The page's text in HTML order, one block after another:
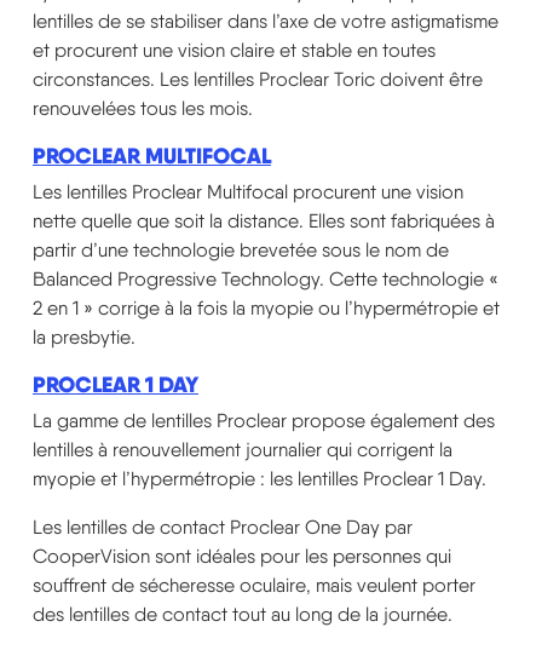
lentilles de se stabiliser dans l’axe de votre astigmatisme
et procurent une vision claire et stable en toutes
circonstances. Les lentilles Proclear Toric doivent être
renouvelées tous les mois.
PROCLEAR MULTIFOCAL
Les lentilles Proclear Multifocal procurent une vision
nette quelle que soit la distance. Elles sont fabriquées à
partir d’une technologie brevetée sous le nom de
Balanced Progressive Technology. Cette technologie «
2 en 1 » corrige à la fois la myopie ou l’hypermétropie et
la presbytie.
PROCLEAR 1 DAY
La gamme de lentilles Proclear propose également des
lentilles à renouvellement journalier qui corrigent la
myopie et l’hypermétropie : les lentilles Proclear 1 Day.
Les lentilles de contact Proclear One Day par
CooperVision sont idéales pour les personnes qui
souffrent de sécheresse oculaire, mais veulent porter
des lentilles de contact tout au long de la journée.